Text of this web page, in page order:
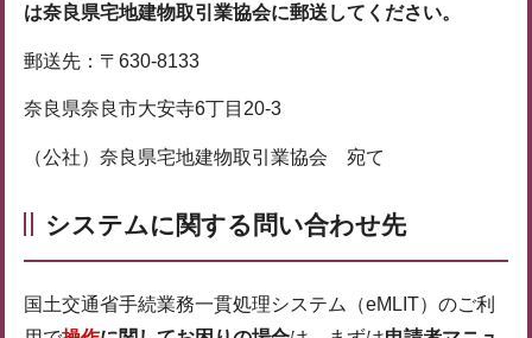
は奈良県宅地建物取引業協会に郵送してください。
郵送先：〒630-8133
奈良県奈良市大安寺6丁目20-3
（公社）奈良県宅地建物取引業協会 宛て
システムに関する問い合わせ先
国土交通省手続業務一貫処理システム（eMLIT）のご利